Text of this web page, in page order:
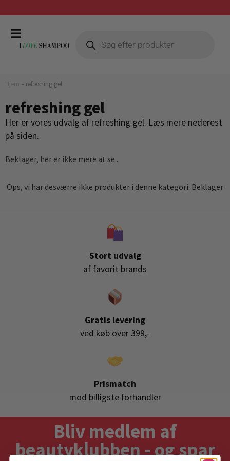
» refreshing gel
refreshing gel
Her er vores udvalg af refreshing gel. Læs mere nederest
på siden.
Beklager, her er ikke mere at se...
Ops, vi har desværre ikke produkter i denne kategori. Beklager
Stort udvalg
af favorit brands
Gratis levering
ved køb over 399,-
Prismatch
mod billigste forhandler
Bliv medlem af
beautyklubben - og spar